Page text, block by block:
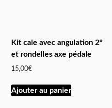
Kit cale avec angulation 2°
et rondelles axe pédale
15,00€
Ajouter au panier